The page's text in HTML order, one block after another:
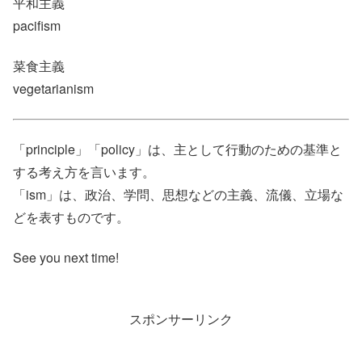
pacifism
菜食主義
vegetarianism
「principle」「policy」は、主として行動のための基準と
する考え方を言います。
「ism」は、政治、学問、思想などの主義、流儀、立場な
どを表すものです。
See you next time!
スポンサーリンク